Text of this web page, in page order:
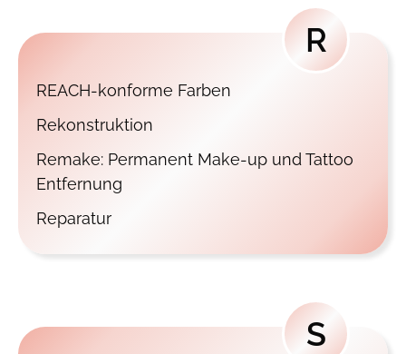
R
REACH-konforme Farben
Rekonstruktion
Remake: Permanent Make-up und Tattoo
Entfernung
Reparatur
S